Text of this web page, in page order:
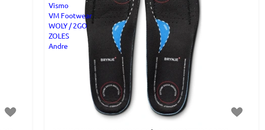
Vismo
VM Footwear
WOLY / 2GO
ZOLES
Andre